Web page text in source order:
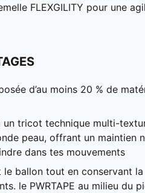
FLEXGILITY pour une
d’au moins 20 % de
un tricot technique multi-
peau, offrant un maintien
dans tes mouvements
le ballon tout en conservant la
le PWRTAPE au milieu du